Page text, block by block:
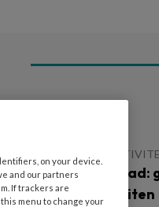
Lees ook
Gratis download:
zomeractiviteiten
on your device.
and our partners
If trackers are
menu to change your